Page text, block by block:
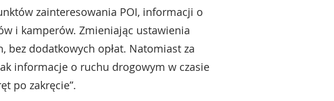
zainteresowania POI, informacji o
i kamperów. Zmieniając ustawienia
bez dodatkowych opłat. Natomiast za
informacje o ruchu drogowym w czasie
po zakręcie”.